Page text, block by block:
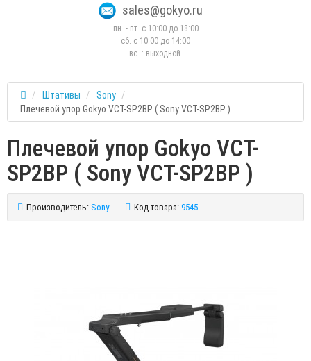
sales@gokyo.ru
пн. - пт. с 10:00 до 18:00
сб. c 10:00 до 14:00
вс. : выходной.
Штативы
Sony
Плечевой упор Gokyo VCT-SP2BP ( Sony VCT-SP2BP )
Плечевой упор Gokyo VCT-
SP2BP ( Sony VCT-SP2BP )
Производитель: Sony Код товара: 9545